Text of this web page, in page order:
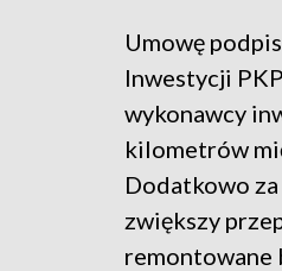
Umowę
Inwestycji
wykonawcy
kilometrów
Dodatkowo
zwiększy
remontowane